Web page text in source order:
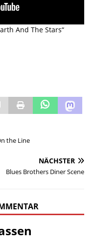
And The Stars“
the Line
NÄCHSTER
Blues Brothers Diner Scene